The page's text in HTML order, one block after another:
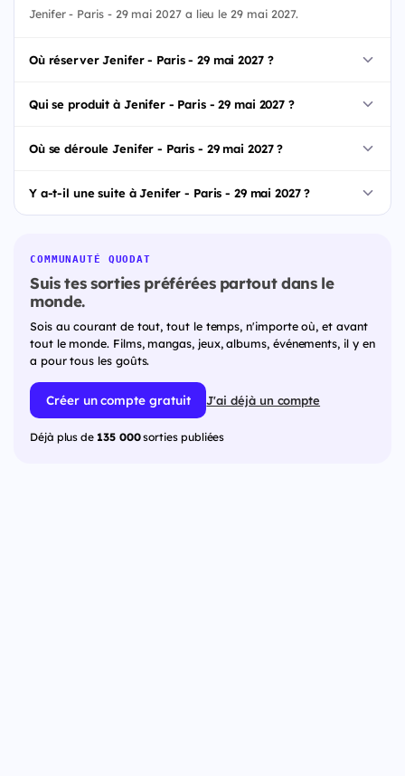
Jenifer - Paris - 29 mai 2027 a lieu le 29 mai 2027.
Où réserver Jenifer - Paris - 29 mai 2027 ?
Qui se produit à Jenifer - Paris - 29 mai 2027 ?
Où se déroule Jenifer - Paris - 29 mai 2027 ?
Y a-t-il une suite à Jenifer - Paris - 29 mai 2027 ?
COMMUNAUTÉ QUODAT
Suis tes sorties préférées partout dans le
monde.
Sois au courant de tout, tout le temps, n'importe où, et avant
tout le monde. Films, mangas, jeux, albums, événements, il y en
a pour tous les goûts.
Créer un compte gratuit J'ai déjà un compte
Déjà plus de 135 000sorties publiées